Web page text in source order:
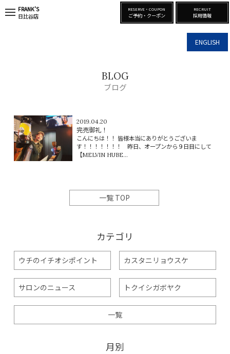
ENGLISH
FRANK’S
日比谷店
RESERVE・COUPON
ご予約・クーポン
RECRUIT
採用情報
BLOG
ブログ
2019.04.20
完売御礼！
こんにちは！！ 皆様本当にありがとうございま
す！！！！！！！ 昨日、オープンから９日目にして
【MELVIN HUBE...
一覧 TOP
カテゴリ
ウチのイチオシポイント カスタニリョウスケ
サロンのニュース トクイシガボヤク
一覧
月別
t